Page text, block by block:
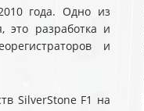
года. Одно из
это разработка и
и
SilverStone F1 на